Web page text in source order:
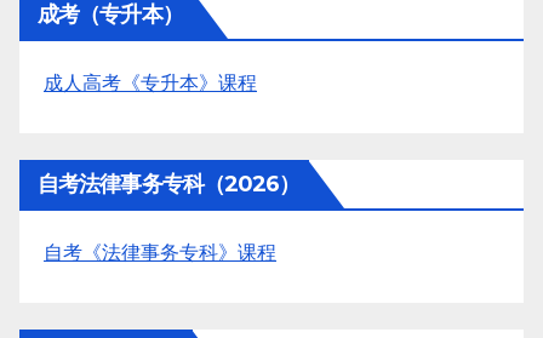
成考（专升本）
成人高考《专升本》课程
自考法律事务专科（2026）
自考《法律事务专科》课程